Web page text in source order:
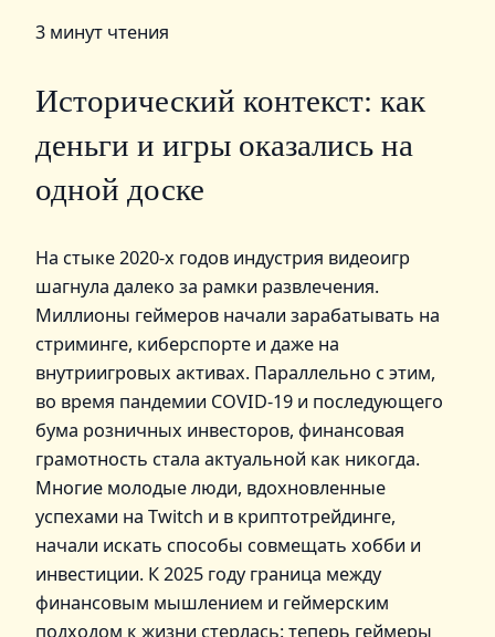
3 минут чтения
Исторический контекст: как
деньги и игры оказались на
одной доске
На стыке 2020-х годов индустрия видеоигр
шагнула далеко за рамки развлечения.
Миллионы геймеров начали зарабатывать на
стриминге, киберспорте и даже на
внутриигровых активах. Параллельно с этим,
во время пандемии COVID-19 и последующего
бума розничных инвесторов, финансовая
грамотность стала актуальной как никогда.
Многие молодые люди, вдохновленные
успехами на Twitch и в криптотрейдинге,
начали искать способы совмещать хобби и
инвестиции. К 2025 году граница между
финансовым мышлением и геймерским
подходом к жизни стерлась: теперь геймеры